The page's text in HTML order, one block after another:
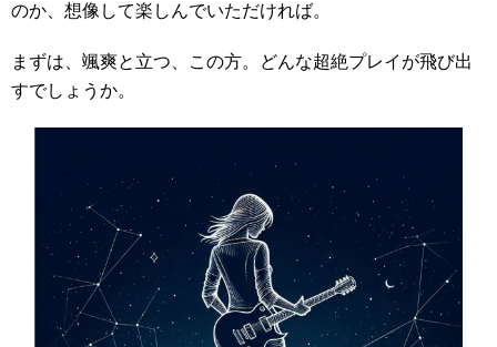
のか、想像して楽しんでいただければ。
まずは、颯爽と立つ、この方。どんな超絶プレイが飛び出
すでしょうか。